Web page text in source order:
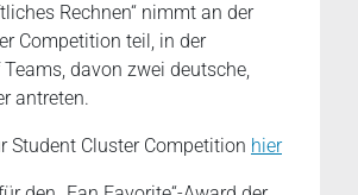
Rechnen“ nimmt an der
Competition teil, in der
davon zwei deutsche,
antreten.
Student Cluster Competition hier